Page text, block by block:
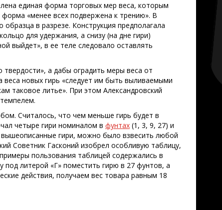
единая форма торговых мер веса, которым
«менее всех подвержена к трению». В
в разрезе. Конструкция предполагала
для удержания, а снизу (на дне гири)
выйдет», в ее теле следовало оставлять
твердости», а дабы оградить меры веса от
новых гирь «следует им быть выливаемыми
таковое литье». При этом Александровский
Считалось, что чем меньше гирь будет в
четыре гири номиналом в фунтах (1, 3, 9, 27) и
гири, можно было взвесить любой
Советник Гасконий изобрел особливую таблицу,
пользования таблицей содержались в
литерой «Г» поместить гирю в 27 фунтов, а
действия, получаем вес товара равным 18